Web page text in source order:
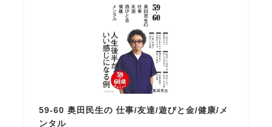
59-60 奥田民生の 仕事/友達/遊びと金/健康/メ
ンタル